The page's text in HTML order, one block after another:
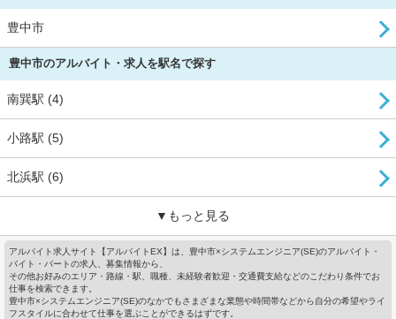
豊中市
豊中市のアルバイト・求人を駅名で探す
南巽駅 (4)
小路駅 (5)
北浜駅 (6)
▼もっと見る
アルバイト求人サイト【アルバイトEX】は、豊中市×システムエンジニア(SE)のアルバイト・
バイト・パートの求人、募集情報から、
その他お好みのエリア・路線・駅、職種、未経験者歓迎・交通費支給などのこだわり条件でお
仕事を検索できます。
豊中市×システムエンジニア(SE)のなかでもさまざまな業態や時間帯などから自分の希望やライ
フスタイルに合わせて仕事を選ぶことができるはずです。